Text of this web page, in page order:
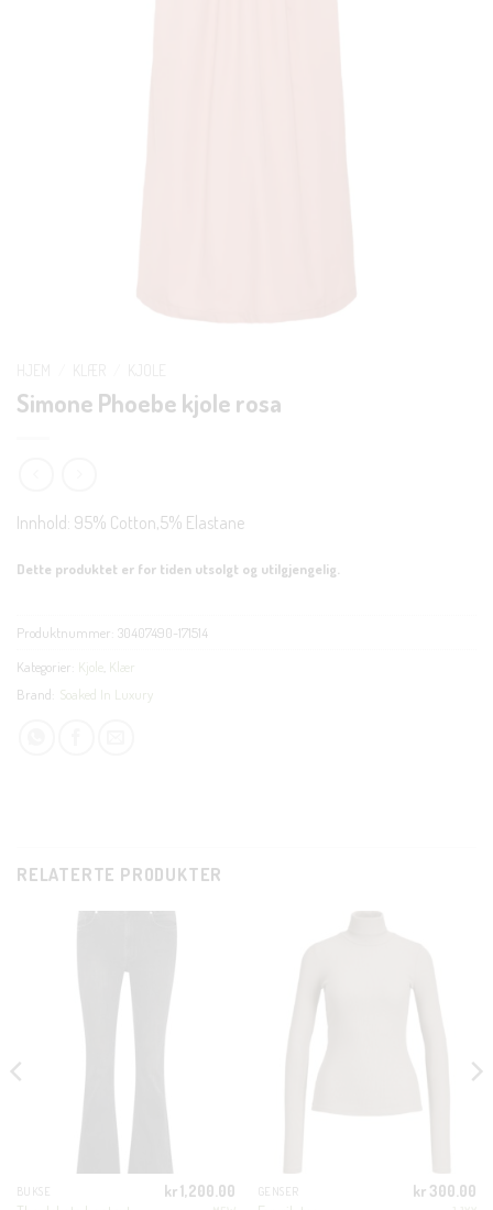
Simone Phoebe kjole rosa
Innhold: 95% Cotton,5% Elastane
Dette produktet er for tiden utsolgt og utilgjengelig.
Produktnummer: 30407490-171514
Kategorier: Kjole Klær
Brand: Soaked In Luxury
RELATERTE PRODUKTER
BUKSE kr1,200.00 GENSER kr 300.00
KUNDEKLUBB
En liten velkomstgave til deg! ❤️
Bli en del av Nora-familien i dag. Som medlem får du 10%
rabatt på din første handel og eksklusive fordeler rett i lomma.